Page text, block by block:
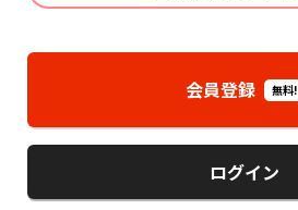
会員登録 無料!
ログイン